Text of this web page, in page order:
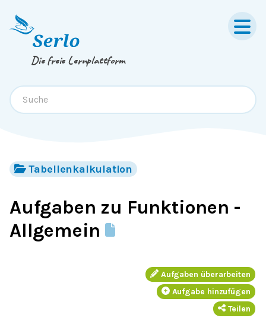
Springe zum
Die freie Lernplattform
Tabellenkalkulation
Aufgaben zu Funktionen -
Allgemein
Aufgaben überarbeiten
Aufgabe hinzufügen
Teilen